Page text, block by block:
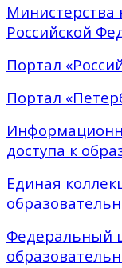
Министерства
Российской
Портал
Портал
доступа к
Единая
Федеральный